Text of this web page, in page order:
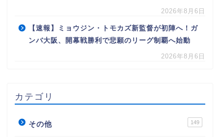
2026年8月6日
【速報】ミョウジン・トモカズ新監督が初陣へ！ガ
ンバ大阪、開幕戦勝利で悲願のリーグ制覇へ始動
2026年8月6日
カテゴリ
その他 149